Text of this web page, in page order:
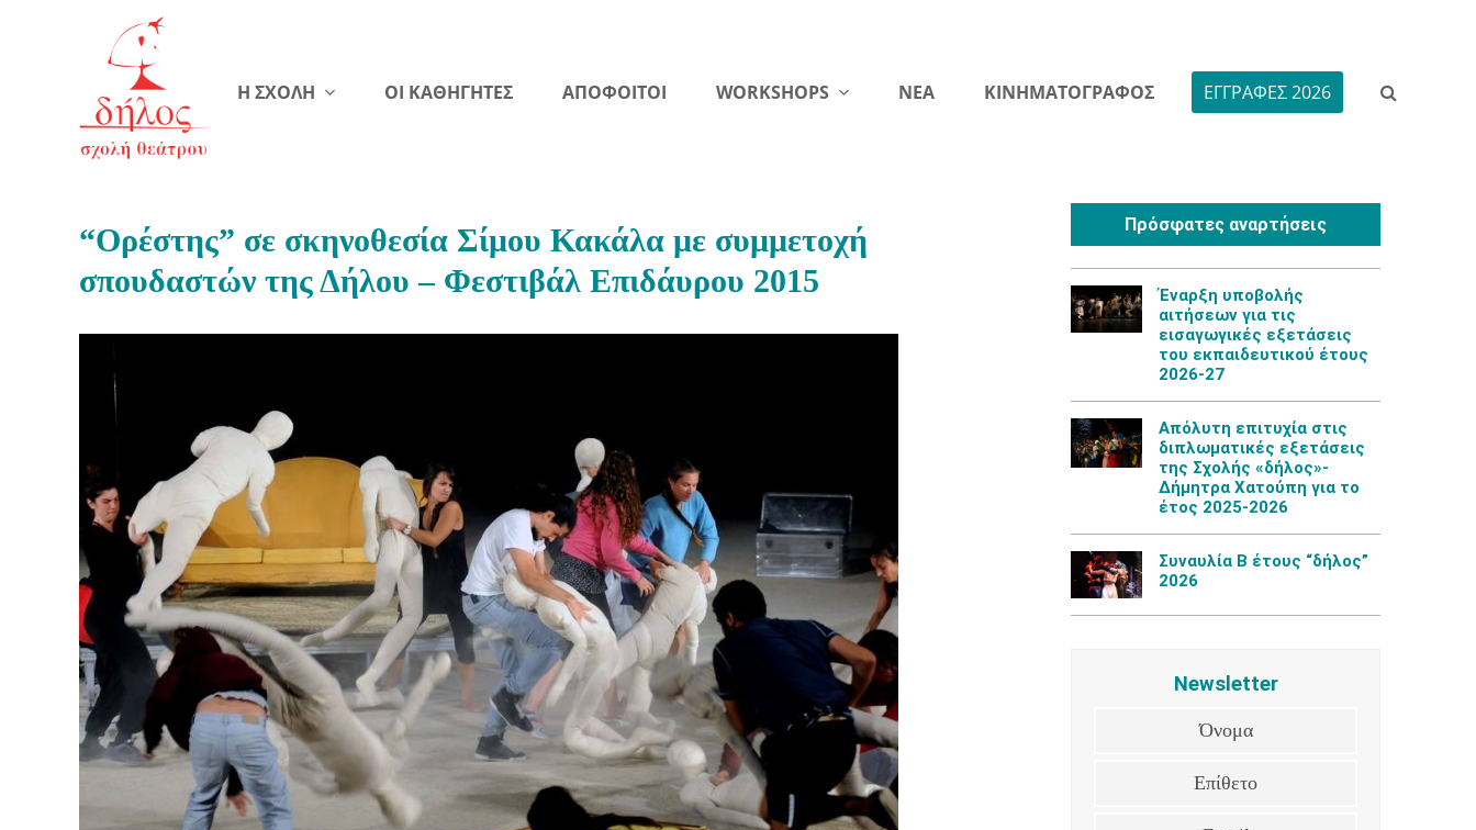
Η ΣΧΟΛΗ ΟΙ ΚΑΘΗΓΗΤΕΣ ΑΠΟΦΟΙΤΟΙ WORKSHOPS NEA ΚΙΝΗΜΑΤΟΓΡΑΦΟΣ ΕΓΓΡΑΦΕΣ 2026
“Ορέστης” σε σκηνοθεσία Σίμου Κακάλα με συμμετοχή
σπουδαστών της Δήλου – Φεστιβάλ Επιδάυρου 2015
Πρόσφατες αναρτήσεις
Έναρξη υποβολής
αιτήσεων για τις
εισαγωγικές εξετάσεις
του εκπαιδευτικού έτους
2026-27
Aπόλυτη επιτυχία στις
διπλωματικές εξετάσεις
της Σχολής «δήλος»-
Δήμητρα Χατούπη για το
έτος 2025-2026
Συναυλία Β έτους “δήλος”
2026
Newsletter